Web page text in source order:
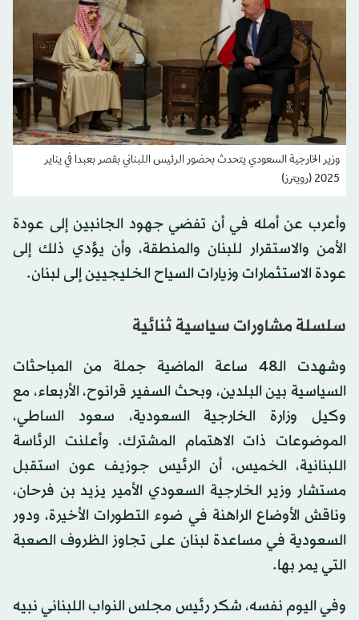
وزير الخارجية السعودي يتحدث بحضور الرئيس اللبناني بقصر بعبدا في يناير
2025 (رويترز)
وأعرب عن أمله في أن تفضي جهود الجانبين إلى عودة
الأمن والاستقرار للبنان والمنطقة، وأن يؤدي ذلك إلى
عودة الاستثمارات وزيارات السياح الخليجيين إلى لبنان.
سلسلة مشاورات سياسية ثنائية
وشهدت الـ48 ساعة الماضية جملة من المباحثات
السياسية بين البلدين، وبحث السفير قرانوح، الأربعاء، مع
وكيل وزارة الخارجية السعودية، سعود الساطي،
الموضوعات ذات الاهتمام المشترك. وأعلنت الرئاسة
اللبنانية، الخميس، أن الرئيس جوزيف عون استقبل
مستشار وزير الخارجية السعودي الأمير يزيد بن فرحان،
وناقش الأوضاع الراهنة في ضوء التطورات الأخيرة، ودور
السعودية في مساعدة لبنان على تجاوز الظروف الصعبة
التي يمر بها.
وفي اليوم نفسه، ‏شكر رئيس مجلس النواب اللبناني نبيه